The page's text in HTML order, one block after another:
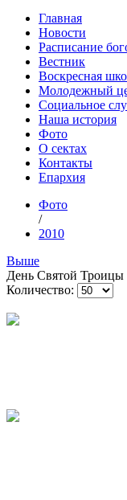
Главная
Новости
Расписание
Вестник
Воскресная
Молодежный
Социальное
Наша история
Фото
О сектах
Контакты
Епархия
Фото
/
2010
Выше
День Святой Троицы
Количество: